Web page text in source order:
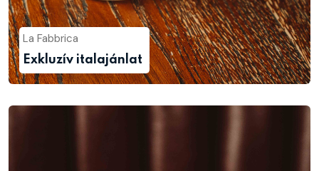
La Fabbrica
Exkluzív italajánlat